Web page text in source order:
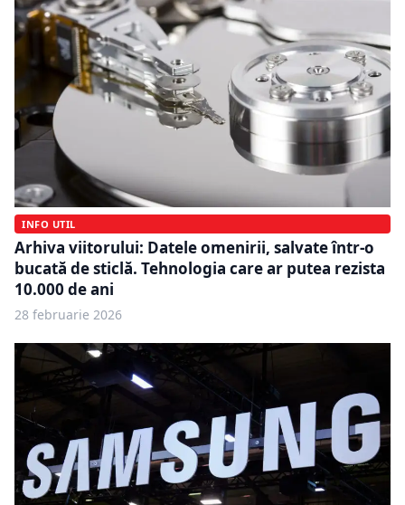
INFO UTIL
Arhiva viitorului: Datele omenirii, salvate într-o
bucată de sticlă. Tehnologia care ar putea rezista
10.000 de ani
28 februarie 2026